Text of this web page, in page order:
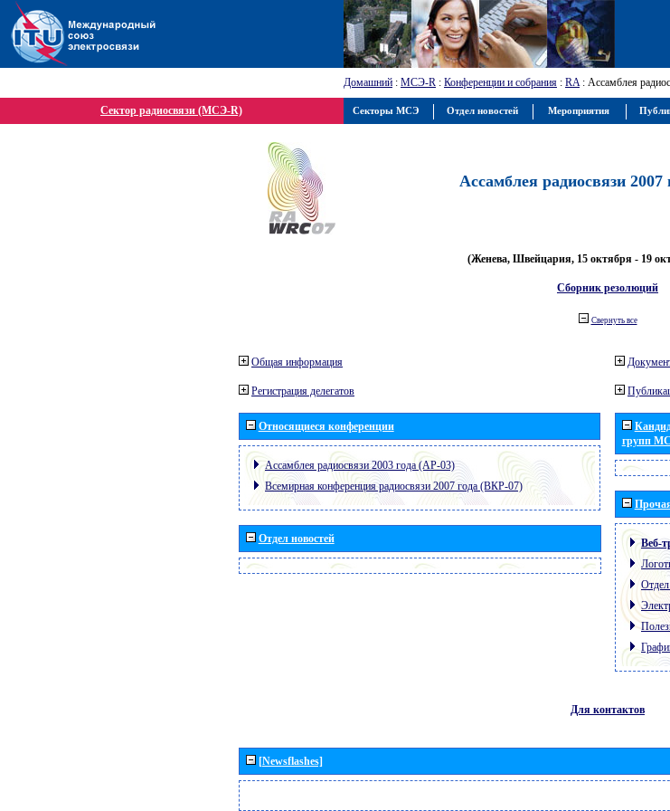
Домашний : МСЭ-R : Конференции и собрания : RA: Ассамблея
Сектор радиосвязи (МСЭ-R)
Ассамблея радиосвязи 2007
(Женева, Швейцария, 15 октября - 19
Сборник резолюций
Свернуть все
Общая информация
Регистрация делегатов
Относящиеся конференции
Ассамблея радиосвязи 2003 года (АР-03)
Всемирная конференция радиосвязи 2007 года (ВКР-07)
Отдел новостей
групп
Веб-
Отдел
Для контактов
[Newsflashes]
Секторы МСЭ Отдел новостей Мероприятия